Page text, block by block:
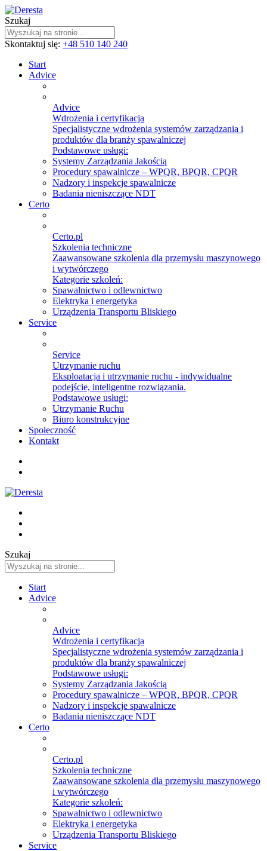
Szukaj
Skontaktuj się: +48 510 140 240
Start
Advice
Advice
Wdrożenia i certyfikacja
Specjalistyczne wdrożenia systemów zarządzania i
produktów dla branży spawalniczej
Podstawowe usługi:
Systemy Zarządzania Jakością
Procedury spawalnicze – WPQR, BPQR, CPQR
Nadzory i inspekcje spawalnicze
Badania nieniszczące NDT
Certo
Certo.pl
Szkolenia techniczne
Zaawansowane szkolenia dla przemysłu maszynowego
i wytwórczego
Kategorie szkoleń:
Spawalnictwo i odlewnictwo
Elektryka i energetyka
Urządzenia Transportu Bliskiego
Service
Service
Utrzymanie ruchu
Eksploatacja i utrzymanie ruchu - indywidualne
podejście, inteligentne rozwiązania.
Podstawowe usługi:
Utrzymanie Ruchu
Biuro konstrukcyjne
Społeczność
Kontakt
Szukaj
Start
Advice
Advice
Wdrożenia i certyfikacja
Specjalistyczne wdrożenia systemów zarządzania i
produktów dla branży spawalniczej
Podstawowe usługi:
Systemy Zarządzania Jakością
Procedury spawalnicze – WPQR, BPQR, CPQR
Nadzory i inspekcje spawalnicze
Badania nieniszczące NDT
Certo
Certo.pl
Szkolenia techniczne
Zaawansowane szkolenia dla przemysłu maszynowego
i wytwórczego
Kategorie szkoleń:
Spawalnictwo i odlewnictwo
Elektryka i energetyka
Urządzenia Transportu Bliskiego
Service